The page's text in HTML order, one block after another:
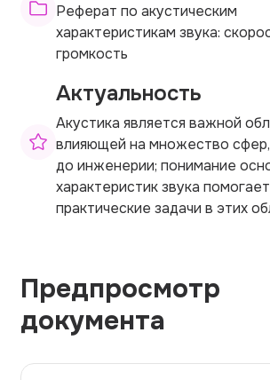
Реферат по акустическим
характеристикам звука:
громкость
Актуальность
Акустика является важной
влияющей на множество
до инженерии; понимание
характеристик звука
практические задачи в этих
Предпросмотр
документа